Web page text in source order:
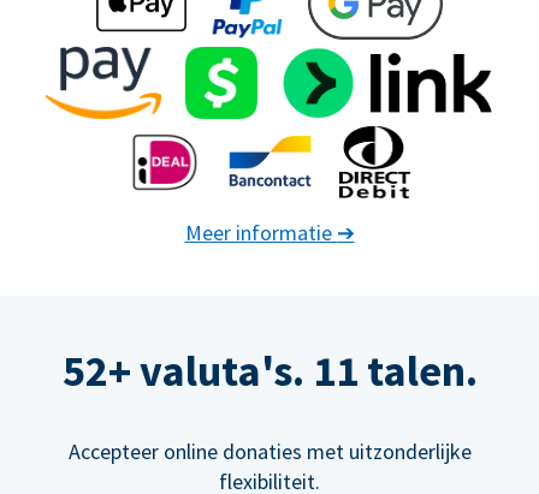
Meer informatie ➔
52+ valuta's. 11 talen.
Accepteer online donaties met uitzonderlijke
flexibiliteit.